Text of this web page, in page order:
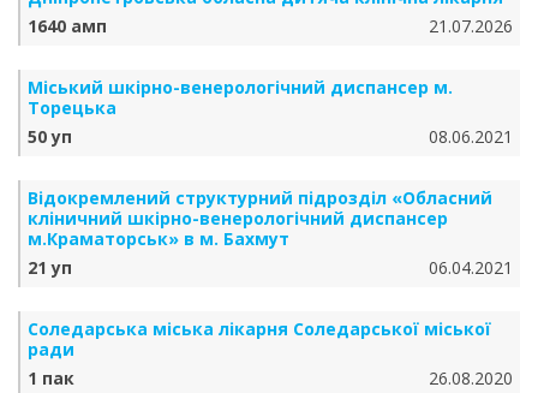
1640 амп
21.07.2026
Міський шкірно-венерологічний диспансер м.
Торецька
50 уп
08.06.2021
Відокремлений структурний підрозділ «Обласний
кліничний шкірно-венерологічний диспансер
м.Краматорськ» в м. Бахмут
21 уп
06.04.2021
Соледарська міська лікарня Соледарської міської
ради
1 пак
26.08.2020